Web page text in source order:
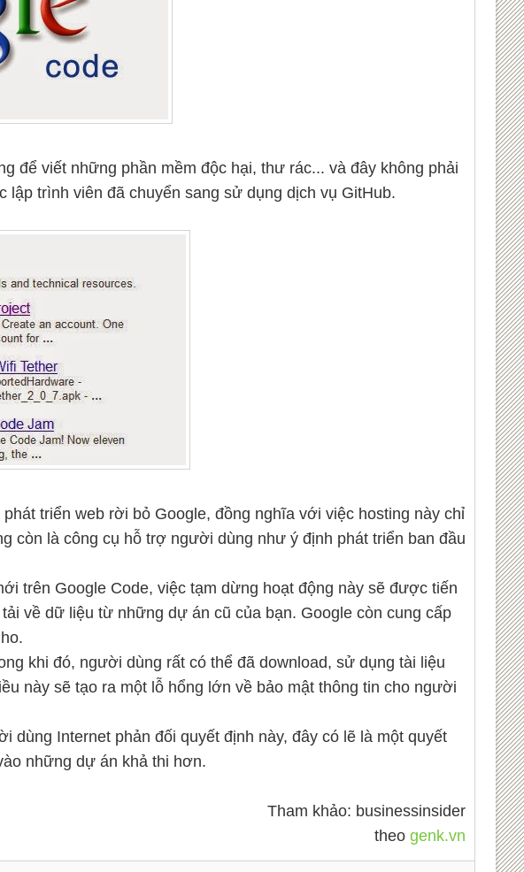
để viết những phần mềm độc hại, thư rác... và đây không phải
lập trình viên đã chuyển sang sử dụng dịch vụ GitHub.
triển web rời bỏ Google, đồng nghĩa với việc hosting này chỉ
còn là công cụ hỗ trợ người dùng như ý định phát triển ban đầu
trên Google Code, việc tạm dừng hoạt động này sẽ được tiến
về dữ liệu từ những dự án cũ của bạn. Google còn cung cấp
khi đó, người dùng rất có thể đã download, sử dụng tài liệu
này sẽ tạo ra một lỗ hổng lớn về bảo mật thông tin cho người
Internet phản đối quyết định này, đây có lẽ là một quyết
những dự án khả thi hơn.
Tham khảo: businessinsider
theogenk.vn